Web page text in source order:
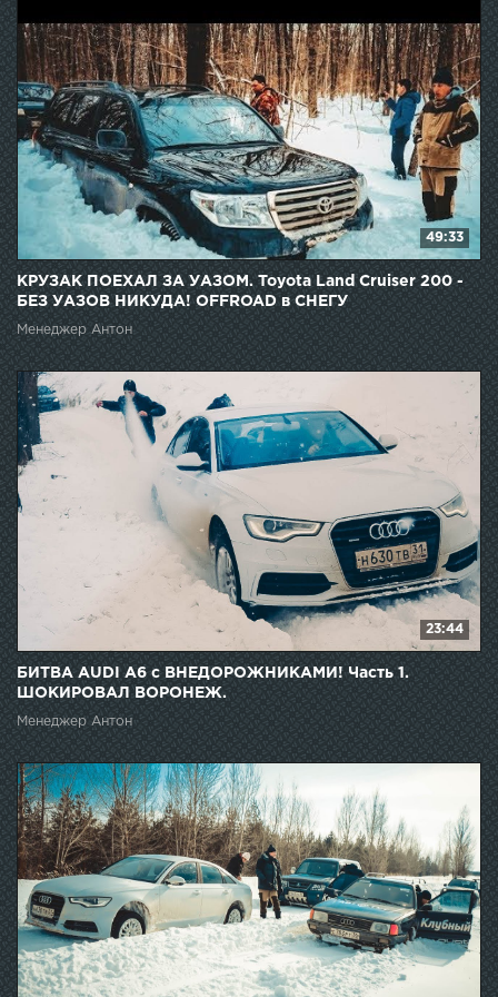
49:33
КРУЗАК ПОЕХАЛ ЗА УАЗОМ. Toyota Land Cruiser 200 -
БЕЗ УАЗОВ НИКУДА! OFFROAD в СНЕГУ
Менеджер Антон
23:44
БИТВА AUDI A6 с ВНЕДОРОЖНИКАМИ! Часть 1.
ШОКИРОВАЛ ВОРОНЕЖ.
Менеджер Антон